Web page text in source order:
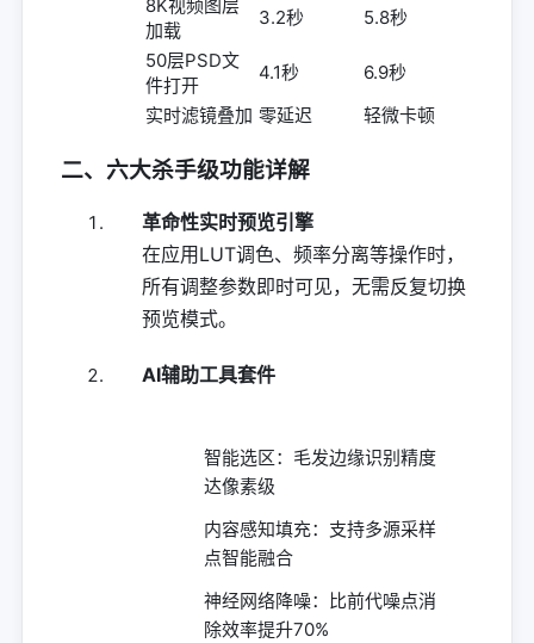
8K视频图层
加载
3.2秒
5.8秒
50层PSD文
件打开
4.1秒
6.9秒
实时滤镜叠加 零延迟 轻微卡顿
二、六大杀手级功能详解
革命性实时预览引擎
在应用LUT调色、频率分离等操作时，
所有调整参数即时可见，无需反复切换
预览模式。
AI辅助工具套件
智能选区：毛发边缘识别精度
达像素级
内容感知填充：支持多源采样
点智能融合
神经网络降噪：比前代噪点消
除效率提升70%